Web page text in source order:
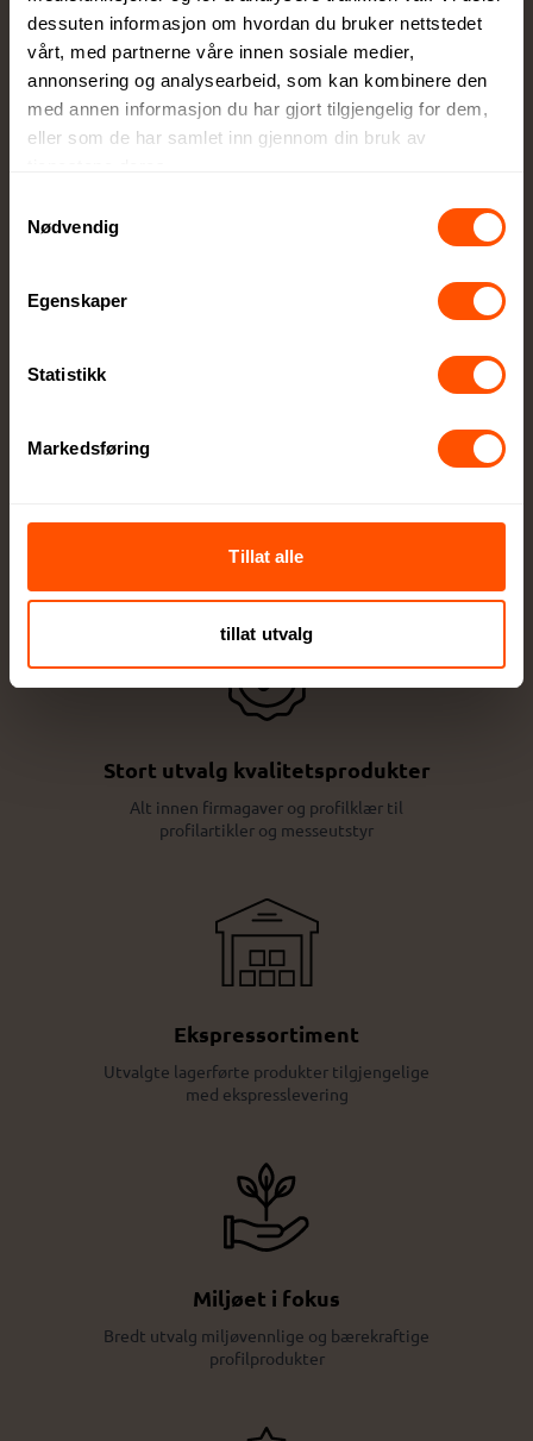
dessuten informasjon om hvordan du bruker nettstedet
vårt, med partnerne våre innen sosiale medier,
annonsering og analysearbeid, som kan kombinere den
med annen informasjon du har gjort tilgjengelig for dem,
eller som de har samlet inn gjennom din bruk av
Nødvendig
Egenskaper
Statistikk
Markedsføring
Tillat alle
tillat utvalg
Få eksperthjelp av våre profesjonelle
rådgivere for perfekt tilpasning
levering
Stort utvalg kvalitetsprodukter
Alt innen firmagaver og profilklær til
profilartikler og messeutstyr
Ekspressortiment
Utvalgte lagerførte produkter tilgjengelige
med ekspresslevering
Miljøet i fokus
Bredt utvalg miljøvennlige og bærekraftige
profilprodukter